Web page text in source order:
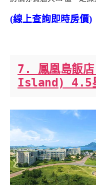
(線上查詢即時房價)
7. 鳳凰島飯
Island) 4.5